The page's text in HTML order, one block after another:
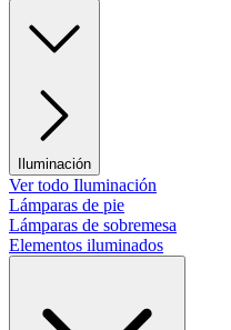
Iluminación
Ver todo Iluminación
Lámparas de pie
Lámparas de sobremesa
Elementos iluminados